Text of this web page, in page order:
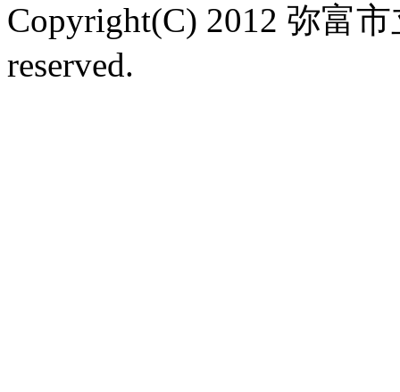
Copyright(C) 2012 弥富
reserved.